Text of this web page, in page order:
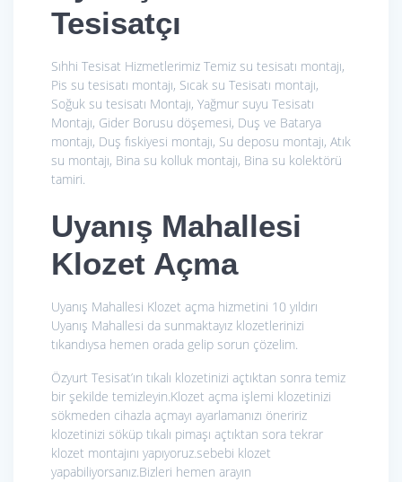
Tesisatçı
Sıhhi Tesisat Hizmetlerimiz Temiz su tesisatı montajı,
Pis su tesisatı montajı, Sıcak su Tesisatı montajı,
Soğuk su tesisatı Montajı, Yağmur suyu Tesisatı
Montajı, Gider Borusu döşemesi, Duş ve Batarya
montajı, Duş fıskiyesi montajı, Su deposu montajı, Atık
su montajı, Bina su kolluk montajı, Bina su kolektörü
tamiri.
Uyanış Mahallesi
Klozet Açma
Uyanış Mahallesi Klozet açma hizmetini 10 yıldırı
Uyanış Mahallesi da sunmaktayız klozetlerinizi
tıkandıysa hemen orada gelip sorun çözelim.
Özyurt Tesisat’ın tıkalı klozetinizi açtıktan sonra temiz
bir şekilde temizleyin.Klozet açma işlemi klozetinizi
sökmeden cihazla açmayı ayarlamanızı öneririz
klozetinizi söküp tıkalı pimaşı açtıktan sora tekrar
klozet montajını yapıyoruz.sebebi klozet
yapabiliyorsanız.Bizleri hemen arayın